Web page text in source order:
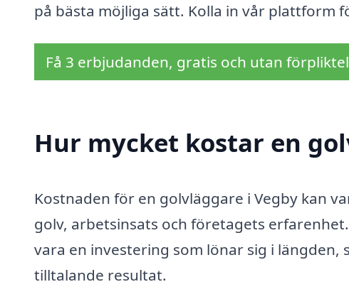
på bästa möjliga sätt. Kolla in vår plattform
Få 3 erbjudanden, gratis och utan
Hur mycket kostar en
Kostnaden för en golvläggare i Vegby kan
golv, arbetsinsats och företagets
vara en investering som lönar sig i
tilltalande resultat.